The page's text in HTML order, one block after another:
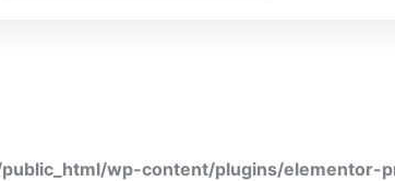
wp-content/plugins/elementor-